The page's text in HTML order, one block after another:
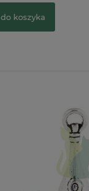
do koszyka